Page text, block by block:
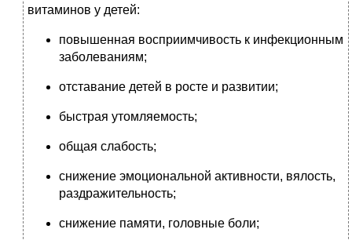
витаминов у детей:
повышенная восприимчивость к инфекционным
заболеваниям;
отставание детей в росте и развитии;
быстрая утомляемость;
общая слабость;
снижение эмоциональной активности, вялость,
раздражительность;
снижение памяти, головные боли;